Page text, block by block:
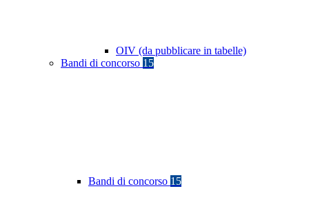
OIV (da pubblicare in tabelle)
Bandi di concorso 15
Bandi di concorso 15